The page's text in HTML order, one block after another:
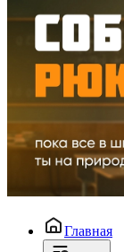
Главная